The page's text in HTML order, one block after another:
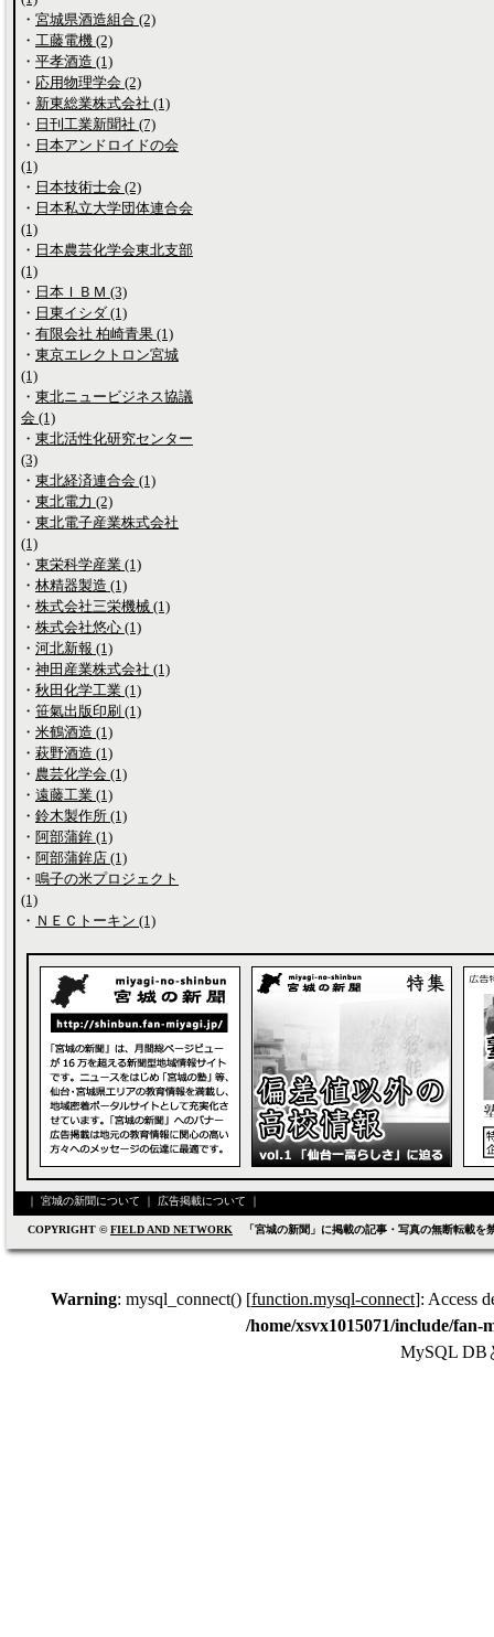
・ 宮城県酒造組合 (2)
・ 工藤電機 (2)
・ 平孝酒造 (1)
・ 応用物理学会 (2)
・ 新東総業株式会社 (1)
・ 日刊工業新聞社 (7)
・ 日本アンドロイドの会
(1)
・ 日本技術士会 (2)
・ 日本私立大学団体連合会
(1)
・ 日本農芸化学会東北支部
(1)
・ 日本ＩＢＭ (3)
・ 日東イシダ (1)
・ 有限会社 柏崎青果 (1)
・ 東京エレクトロン宮城
(1)
・ 東北ニュービジネス協議
会 (1)
・ 東北活性化研究センター
(3)
・ 東北経済連合会 (1)
・ 東北電力 (2)
・ 東北電子産業株式会社
(1)
・ 東栄科学産業 (1)
・ 林精器製造 (1)
・ 株式会社三栄機械 (1)
・ 株式会社悠心 (1)
・ 河北新報 (1)
・ 神田産業株式会社 (1)
・ 秋田化学工業 (1)
・ 笹氣出版印刷 (1)
・ 米鶴酒造 (1)
・ 萩野酒造 (1)
・ 農芸化学会 (1)
・ 遠藤工業 (1)
・ 鈴木製作所 (1)
・ 阿部蒲鉾 (1)
・ 阿部蒲鉾店 (1)
・ 鳴子の米プロジェクト
(1)
・ ＮＥＣトーキン (1)
｜ 宮城の新聞について ｜ 広告掲載について ｜
COPYRIGHT ©FIELD AND NETWORK 「宮城の新聞」に掲載の記事・写真の無断転載
Warning: mysql_connect() [function.mysql-connect]: Access
/home/xsvx1015071/include/
MySQL DB